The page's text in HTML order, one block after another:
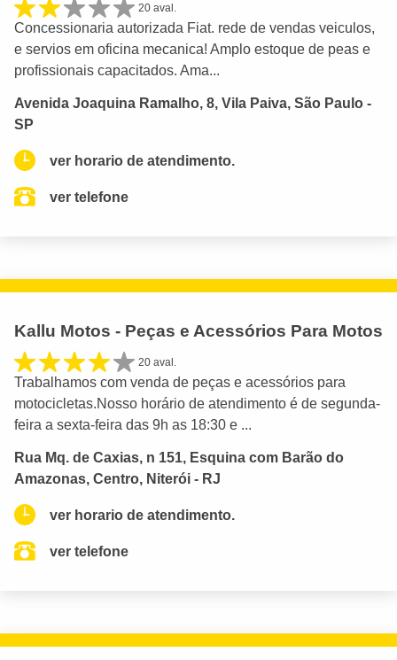
20 aval.
Concessionaria autorizada Fiat. rede de vendas veiculos,
e servios em oficina mecanica! Amplo estoque de peas e
profissionais capacitados. Ama...
Avenida Joaquina Ramalho, 8, Vila Paiva, São Paulo -
SP
ver horario de atendimento.
ver telefone
Kallu Motos - Peças e Acessórios Para Motos
20 aval.
Trabalhamos com venda de peças e acessórios para
motocicletas.Nosso horário de atendimento é de segunda-
feira a sexta-feira das 9h as 18:30 e ...
Rua Mq. de Caxias, n 151, Esquina com Barão do
Amazonas, Centro, Niterói - RJ
ver horario de atendimento.
ver telefone